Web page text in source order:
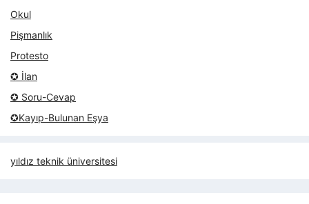
Okul
Pişmanlık
Protesto
✪ İlan
✪ Soru-Cevap
✪Kayıp-Bulunan Eşya
yıldız teknik üniversitesi